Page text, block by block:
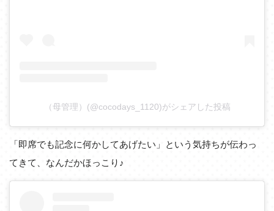
（母管理）(@cocodays_1120)がシェアした投稿
「即席でも記念に何かしてあげたい」という気持ちが伝わっ
てきて、なんだかほっこり♪